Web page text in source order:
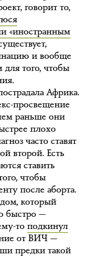
говорит то,
«иностранным
и вообще
для того, чтобы
Африка.
просвещение
раньше они
плохо
часто ставят
второй. Есть
ставить
чтобы
после аборта.
который
быстро —
то подкинул
от ВИЧ —
предки такой